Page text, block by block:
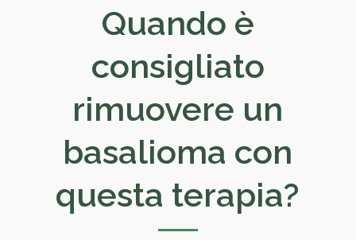
Quando è
consigliato
rimuovere un
basalioma con
questa terapia?